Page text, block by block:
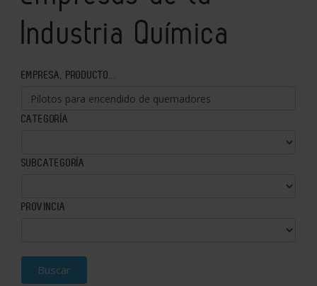
Industria Química
EMPRESA, PRODUCTO...
CATEGORÍA
SUBCATEGORÍA
PROVINCIA
Buscar